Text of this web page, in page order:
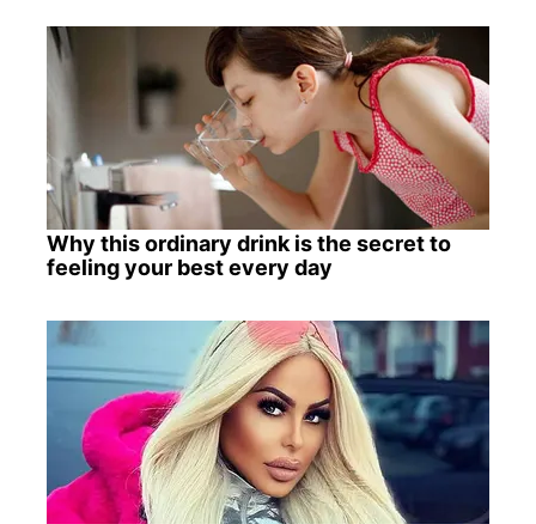
Why this ordinary drink is the secret to
feeling your best every day